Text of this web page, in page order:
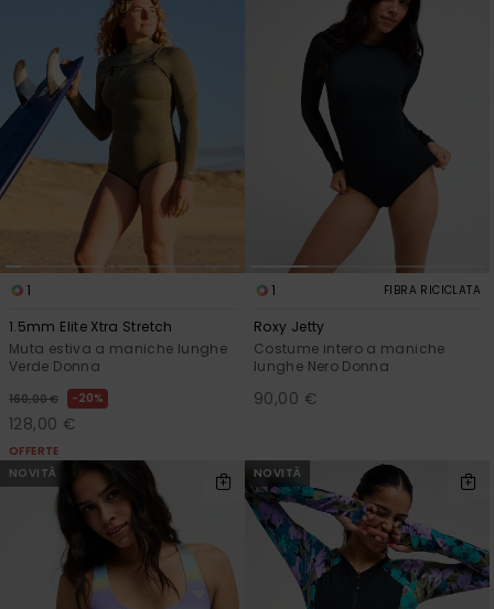
1
1.5mm Elite Xtra Stretch
Muta estiva a maniche lunghe
Verde Donna
160,00 € 20%
128,00 €
OFFERTE
1 FIBRA RICICLATA
Roxy Jetty
Costume intero a maniche
lunghe Nero Donna
90,00 €
NOVITÀ NOVITÀ